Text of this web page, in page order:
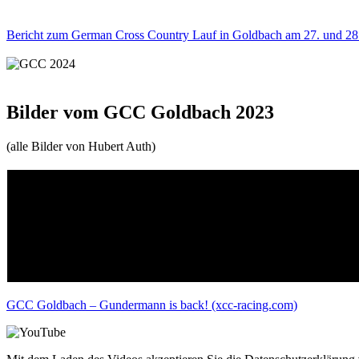
Bericht zum German Cross Country Lauf in Goldbach am 27. und
Bilder vom GCC Goldbach 2023
(alle Bilder von Hubert Auth)
GCC Goldbach – Gundermann is back! (xcc-racing.com)